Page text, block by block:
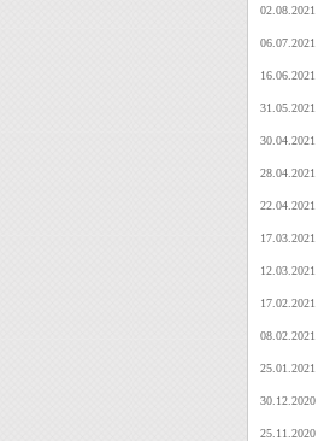
02.08.2021
06.07.2021
16.06.2021
31.05.2021
30.04.2021
28.04.2021
22.04.2021
17.03.2021
12.03.2021
17.02.2021
08.02.2021
25.01.2021
30.12.2020
25.11.2020